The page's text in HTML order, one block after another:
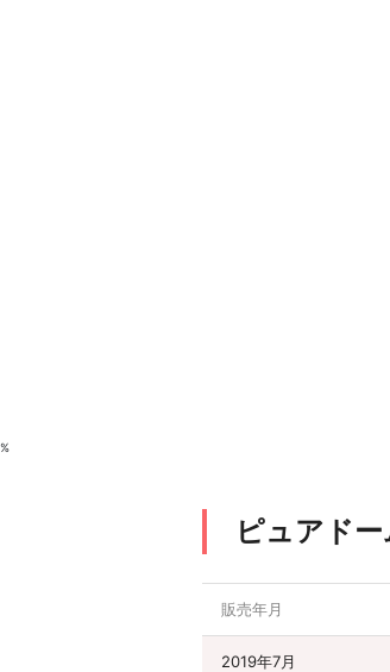
%
ピュアド
販売年月
2019年7月